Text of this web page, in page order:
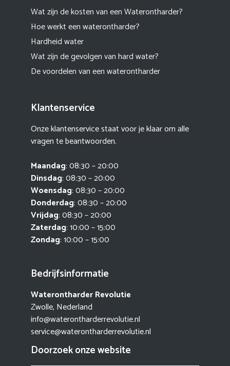
Wat zijn de kosten van een Waterontharder?
Hoe werkt een waterontharder?
Hardheid water
Wat zijn de gevolgen van hard water?
De voordelen van een waterontharder
Klantenservice
Onze klantenservice staat voor je klaar om alle
vragen te beantwoorden.
Maandag: 08:30 – 20:00
Dinsdag: 08:30 – 20:00
Woensdag: 08:30 – 20:00
Donderdag: 08:30 – 20:00
Vrijdag: 08:30 – 20:00
Zaterdag: 10:00 – 15:00
Zondag: 10:00 – 15:00
Bedrijfsinformatie
Waterontharder Revolutie
Zwolle, Nederland
info@waterontharderrevolutie.nl
service@waterontharderrevolutie.nl
Doorzoek onze website